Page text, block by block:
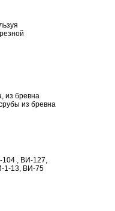
из бревна
из бревна
104 , ВИ-127,
1-13, ВИ-75